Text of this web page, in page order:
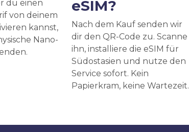
du einen
von deinem
kannst,
Nano-
eSIM?
Nach dem Kauf senden wir
dir den QR-Code zu. Scanne
ihn, installiere die eSIM für
Südostasien und nutze den
Service sofort. Kein
Papierkram, keine Wartezeit.